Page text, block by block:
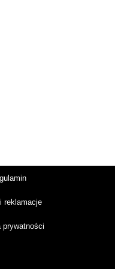
reklamacje
prywatności